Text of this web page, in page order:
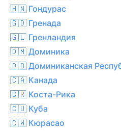
🇭🇳 Гондурас
🇬🇩 Гренада
🇬🇱 Гренландия
🇩🇲 Доминика
🇩🇴 Доминиканская
🇨🇦 Канада
🇨🇷 Коста-Рика
🇨🇺 Куба
🇨🇼 Кюрасао